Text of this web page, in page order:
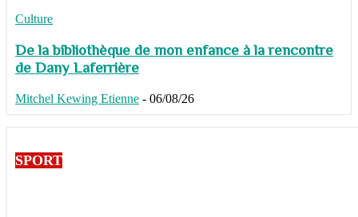
Culture
De la bibliothèque de mon enfance à la rencontre
de Dany Laferrière
Mitchel Kewing Etienne - 06/08/26
SPORT